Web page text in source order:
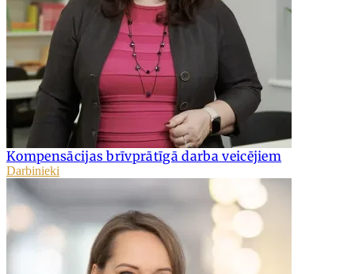
Kompensācijas brīvprātīgā darba veicējiem
Darbinieki